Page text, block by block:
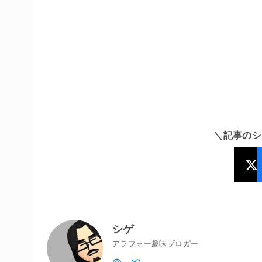
＼記事の
シゲ
アラフォー趣味ブロガー